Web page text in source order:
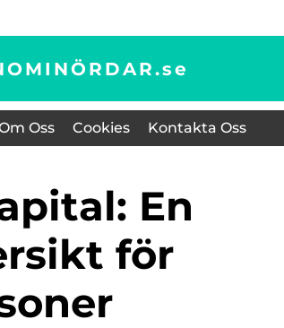
se
Oss Cookies Kontakta Oss
för